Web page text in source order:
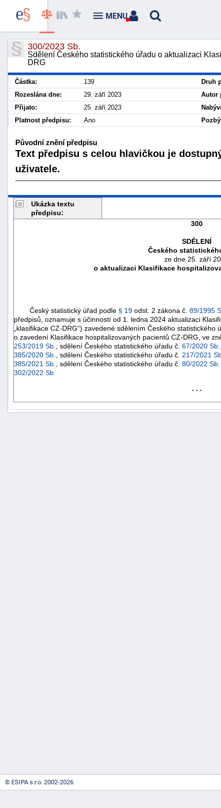
300/2023 Sb.
Sdělení Českého statistického úřadu o aktualizaci
DRG
Částka: 139
Druh
Rozeslána dne:
29. září 2023
Autor
Přijato:
25. září 2023
Platnost předpisu:
Ano
Původní znění předpisu
Text předpisu s celou hlavičkou je
uživatele.
Ukázka textu
předpisu:
300
SDĚLENÍ
Českého
ze dne 25. září
o aktualizaci Klasifikace
Český statistický úřad podle § 19 odst. 2 zákona č. 89/1995
předpisů, oznamuje s účinností od 1. ledna 2024 aktualizaci
„klasifikace CZ-DRG“) zavedené sdělením Českého statistického
o zavedení Klasifikace hospitalizovaných pacientů CZ-DRG, ve
253/2019 Sb.
, sdělení Českého statistického úřadu č. 67/2020 Sb.
385/2020 Sb.
, sdělení Českého statistického úřadu č. 217/2021
385/2021 Sb.
, sdělení Českého statistického úřadu č. 80/2022 Sb.
302/2022 Sb.
. . .
MENU
náhrady
© ESIPA s.r.o. 2002-2026